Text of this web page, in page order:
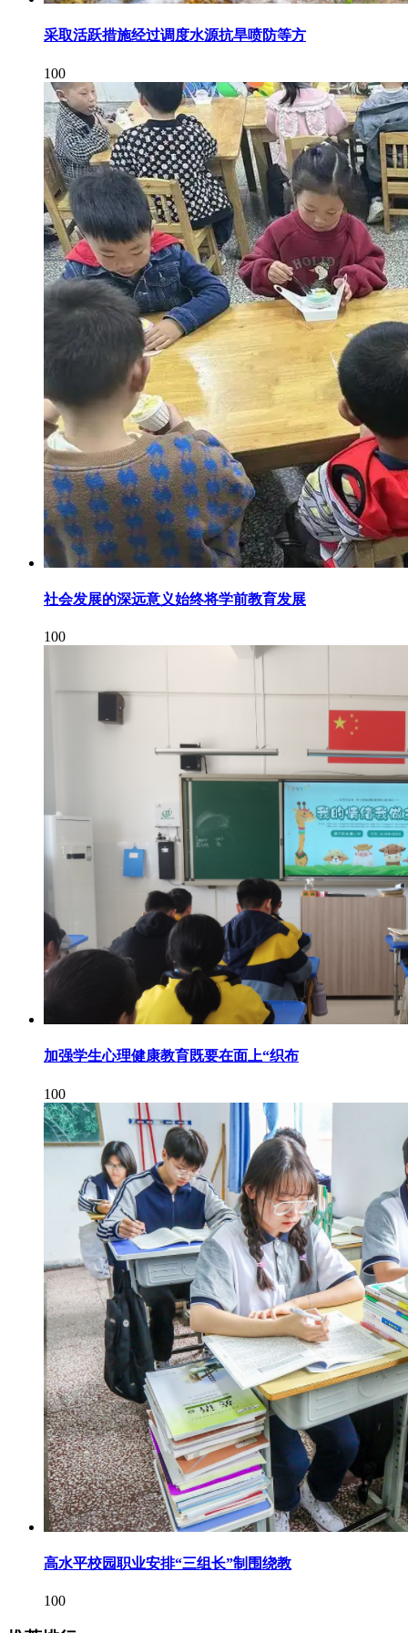
采取活跃措施经过调度水源抗旱喷防等方
100
社会发展的深远意义始终将学前教育发展
100
加强学生心理健康教育既要在面上“织布
100
高水平校园职业安排“三组长”制围绕教
100